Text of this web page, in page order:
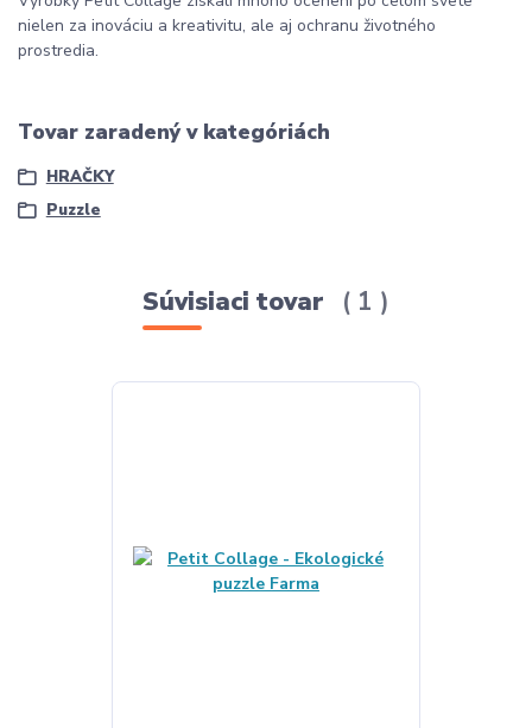
nielen za inováciu a kreativitu, ale aj ochranu životného
prostredia.
Tovar zaradený v kategóriách
HRAČKY
Puzzle
Súvisiaci tovar 1